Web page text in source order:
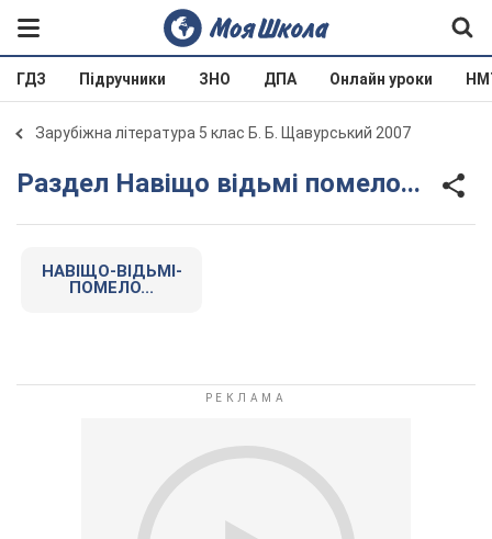
ГДЗ Підручники ЗНО ДПА Онлайн уроки
Зарубіжна література 5 клас Б. Б. Щавурський 2007
Раздел Навіщо відьмі помело...
НАВІЩО-ВІДЬМІ-
ПОМЕЛО...